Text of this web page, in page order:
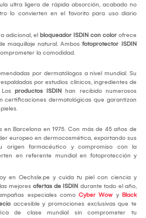
ultra ligera de rápida absorción, acabado no
lo convierten en el favorito para uso diario
adicional, el bloqueador ISDIN con color ofrece
maquillaje natural. Ambos fotoprotector ISDIN
la comodidad.
por dermatólogos a nivel mundial. Su
por estudios clínicos, ingredientes de
productos ISDIN han recibido numerosos
certificaciones dermatológicas que garantizan
Barcelona en 1975. Con más de 45 años de
europeo en dermocosmética, exportando sus
origen farmacéutico y compromiso con la
en referente mundial en fotoprotección y
en Oechsle.pe y cuida tu piel con ciencia y
mejores ofertas de ISDIN durante todo el año,
especiales como Cyber Wow y Black
accesible y promociones exclusivas que te
de clase mundial sin comprometer tu